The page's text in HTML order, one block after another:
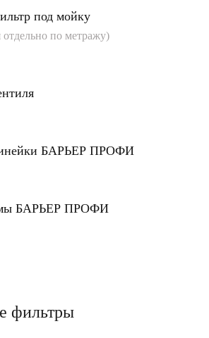
под мойку
по метражу)
БАРЬЕР ПРОФИ
БАРЬЕР ПРОФИ
фильтры